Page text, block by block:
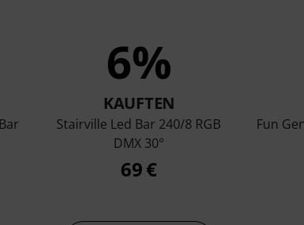
6%
KAUFTEN
Stairville Led Bar 240/8 RGB
DMX 30°
69 €
Fun